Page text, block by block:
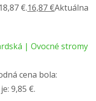
€.16,87 €Aktuálna
cena bola:
9,85 €.